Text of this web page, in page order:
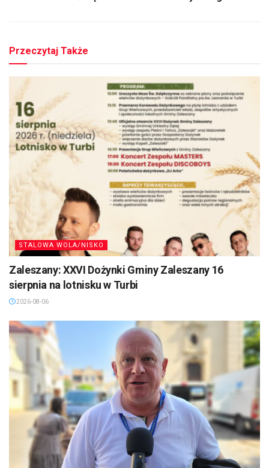
Przeczytaj Także
STALOWA WOLA/NISKO
Zaleszany: XXVI Dożynki Gminy Zaleszany 16
sierpnia na lotnisku w Turbi
2026-08-06